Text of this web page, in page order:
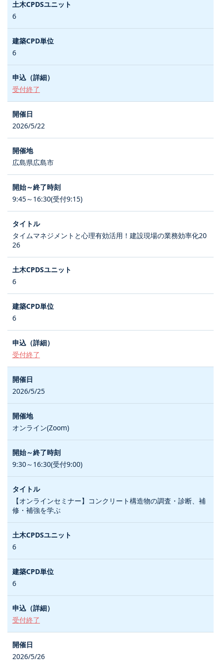
6
6
受付終了
2026/5/22
広島県広島市
9:45～16:30(受付9:15)
タイムマネジメントと心理有効活用！建設現場の業務効率化20
26
6
6
受付終了
2026/5/25
オンライン(Zoom)
9:30～16:30(受付9:00)
【オンラインセミナー】コンクリート構造物の調査・診断、補
修・補強を学ぶ
6
6
受付終了
2026/5/26